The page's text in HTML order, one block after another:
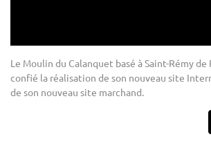
Le Moulin du Calanquet basé à Saint-Rémy de
confié la réalisation de son nouveau site
de son nouveau site marchand.